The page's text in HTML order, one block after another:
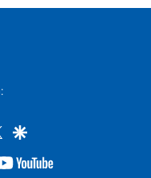
twittergoogle
youtube-